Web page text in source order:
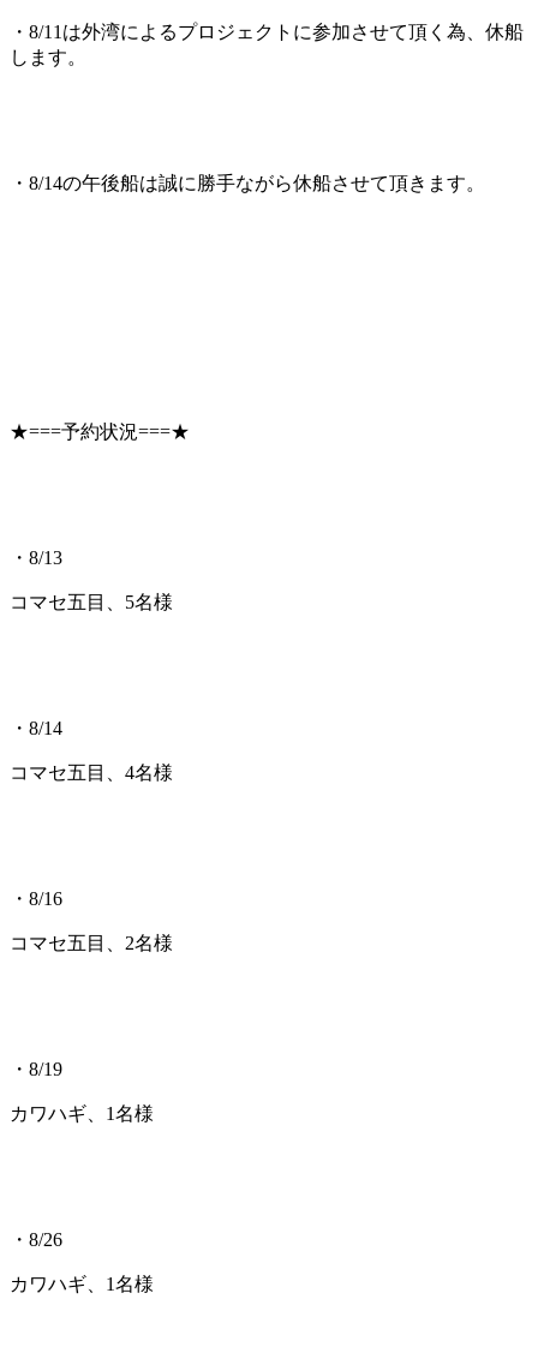
・8/11は外湾によるプロジェクトに参加させて頂く為、休船
します。
・8/14の午後船は誠に勝手ながら休船させて頂きます。
★===予約状況===★
・8/13
コマセ五目、5名様
・8/14
コマセ五目、4名様
・8/16
コマセ五目、2名様
・8/19
カワハギ、1名様
・8/26
カワハギ、1名様